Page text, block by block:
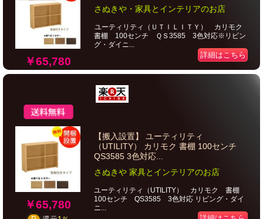
￥65,780
さぬきや・家具とインテリアのお店
ユーティリティ（ＵＴＩＬＩＴＹ） カリモク
書棚 100センチ ＱＳ3585 3色対応※リビン
グ・ダイニ...
詳細はこちら
￥65,780
【搬入設置】 ユーティリティ
（UTILITY） カリモク 書棚 100センチ
QS3585 3色対応...
さぬきや 家具とインテリアのお店
ユーティリティ（UTILITY） カリモク 書棚
100センチ QS3585 3色対応 リビング・ダイ
ニ...